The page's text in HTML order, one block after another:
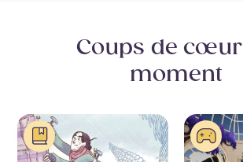
Coups de cœur
moment